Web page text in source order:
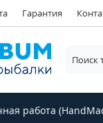
Гарантия
работа